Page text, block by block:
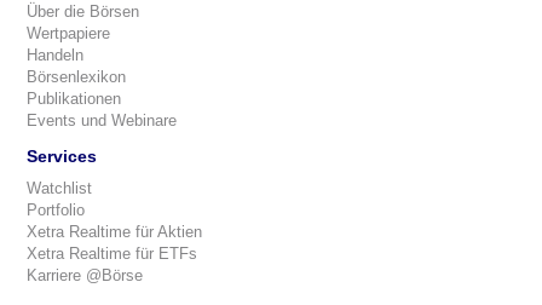
Über die Börsen
Wertpapiere
Handeln
Börsenlexikon
Publikationen
Events und Webinare
Services
Watchlist
Portfolio
Xetra Realtime für Aktien
Xetra Realtime für ETFs
Karriere @Börse